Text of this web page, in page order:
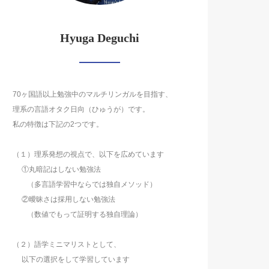
Hyuga Deguchi
70ヶ国語以上勉強中のマルチリンガルを目指す、
理系の言語オタク日向（ひゅうが）です。
私の特徴は下記の2つです。
（１）理系発想の視点で、以下を広めています
①丸暗記はしない勉強法
（多言語学習中ならでは独自メソッド）
②曖昧さは採用しない勉強法
（数値でもって証明する独自理論）
（２）語学ミニマリストとして、
以下の選択をして学習しています